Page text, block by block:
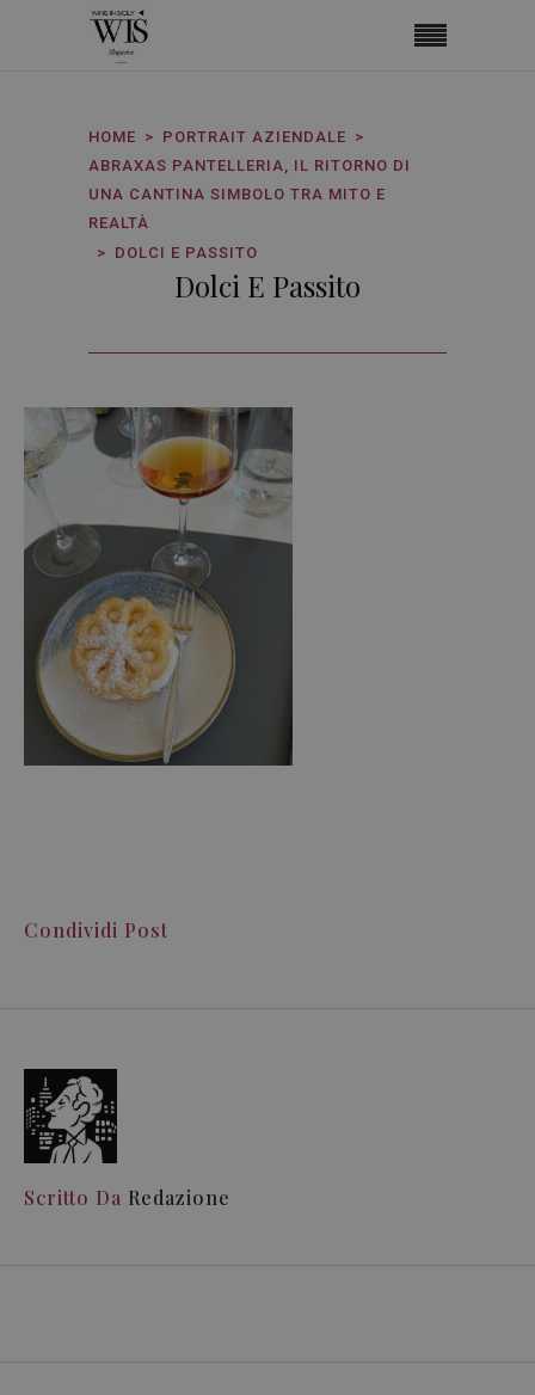
HOME
PORTRAIT AZIENDALE
ABRAXAS PANTELLERIA, IL RITORNO DI
UNA CANTINA SIMBOLO TRA MITO E
REALTÀ
DOLCI E PASSITO
Dolci E Passito
Condividi Post
Scritto Da Redazione